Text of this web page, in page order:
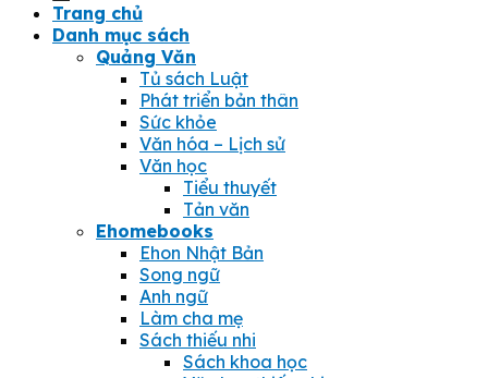
Trang chủ
Danh mục sách
Quảng Văn
Tủ sách Luật
Phát triển bản thân
Sức khỏe
Văn hóa – Lịch sử
Văn học
Tiểu thuyết
Tản văn
Ehomebooks
Ehon Nhật Bản
Song ngữ
Anh ngữ
Làm cha mẹ
Sách thiếu nhi
Sách khoa học